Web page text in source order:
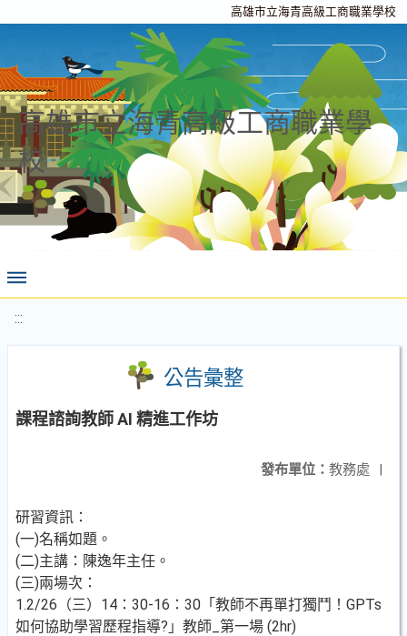
高雄市立海青高級工商職業學校
高雄市立海青高級工商職業學
校
:::
公告彙整
課程諮詢教師 AI 精進工作坊
發布單位： 教務處 |
研習資訊：
(一)名稱如題。
(二)主講：陳逸年主任。
(三)兩場次：
1.2/26（三）14：30-16：30「教師不再單打獨鬥！GPTs
如何協助學習歷程指導?」教師_第一場 (2hr)